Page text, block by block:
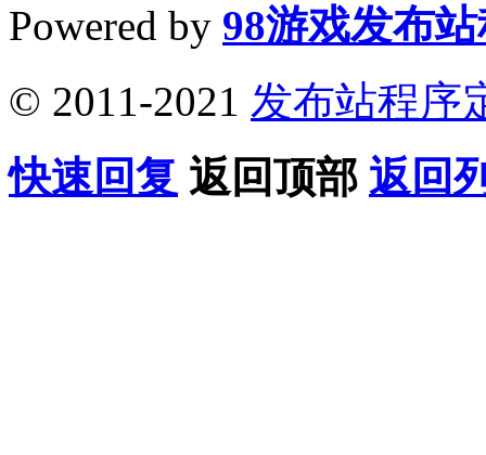
Powered by 98游戏发布
© 2011-2021 发布站程序
快速回复 返回顶部 返回